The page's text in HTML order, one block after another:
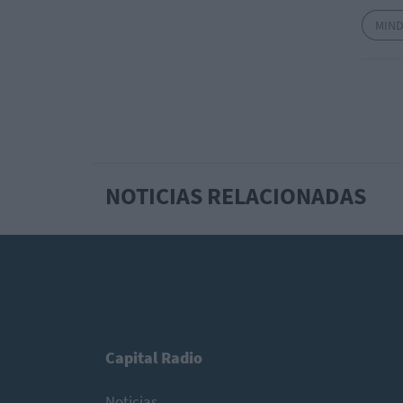
MIND
NOTICIAS RELACIONADAS
Capital Radio